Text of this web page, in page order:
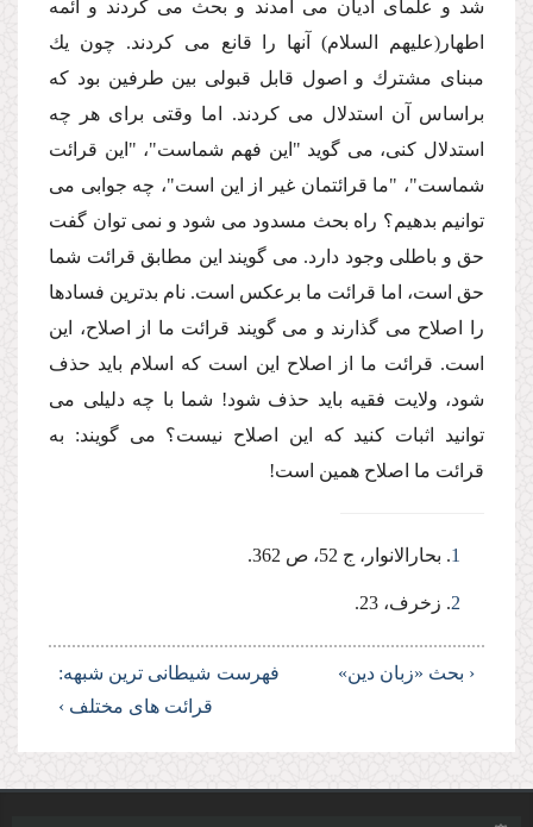
شد و علماى ادیان مى آمدند و بحث مى كردند و ائمه
اطهار(علیهم السلام) آنها را قانع مى كردند. چون یك
مبناى مشترك و اصول قابل قبولى بین طرفین بود كه
براساس آن استدلال مى كردند. اما وقتى براى هر چه
استدلال كنى، مى گوید "این فهم شماست"، "این قرائت
شماست"، "ما قرائتمان غیر از این است"، چه جوابى مى
توانیم بدهیم؟ راه بحث مسدود مى شود و نمى توان گفت
حق و باطلى وجود دارد. مى گویند این مطابق قرائت شما
حق است، اما قرائت ما برعكس است. نام بدترین فسادها
را اصلاح مى گذارند و مى گویند قرائت ما از اصلاح، این
است. قرائت ما از اصلاح این است كه اسلام باید حذف
شود، ولایت فقیه باید حذف شود! شما با چه دلیلى مى
توانید اثبات كنید كه این اصلاح نیست؟ مى گویند: به
قرائت ما اصلاح همین است!
1. بحارالانوار، ج 52، ص 362.
2. زخرف، 23.
‹ بحث «زبان دین» فهرست شیطانى ترین شبهه:
قرائت هاى مختلف ›